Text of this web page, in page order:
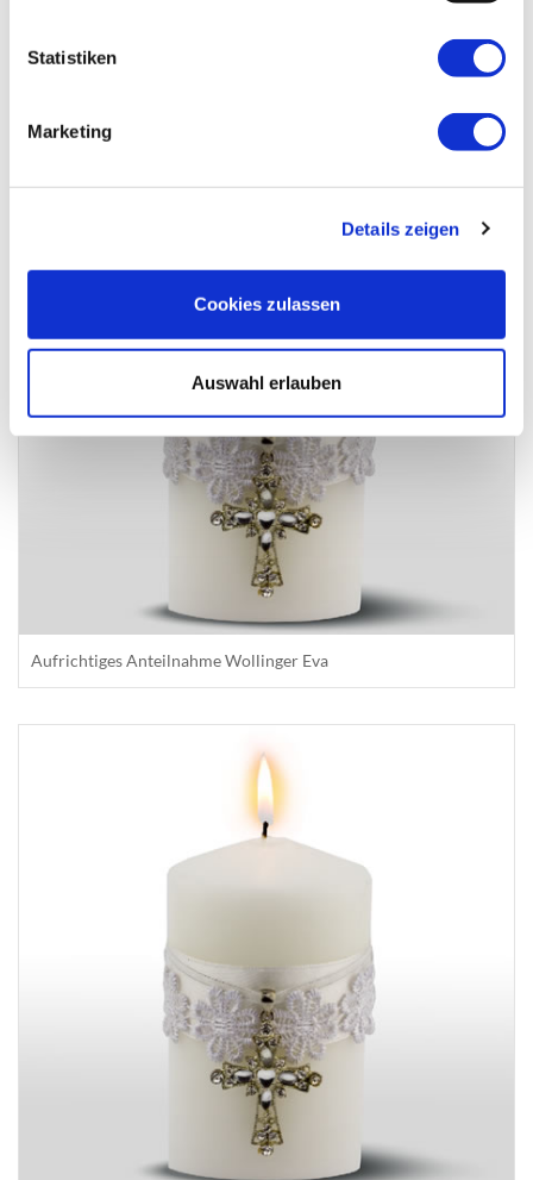
Statistiken
Marketing
Details zeigen
Cookies zulassen
Auswahl erlauben
Aufrichtiges Anteilnahme Wollinger Eva